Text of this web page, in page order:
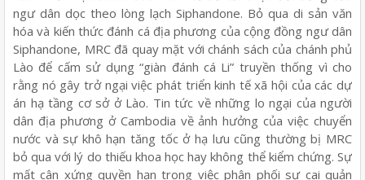
ngư dân dọc theo lòng lạch Siphandone. Bỏ qua di sản văn
hóa và kiến thức đánh cá địa phương của cộng đồng ngư dân
Siphandone, MRC đã quay mặt với chánh sách của chánh phủ
Lào để cấm sử dụng “giàn đánh cá Li” truyền thống vì cho
rằng nó gây trở ngại việc phát triển kinh tế xã hội của các dự
án hạ tầng cơ sở ở Lào. Tin tức về những lo ngại của người
dân địa phương ở Cambodia về ảnh hưởng của việc chuyển
nước và sự khô hạn tăng tốc ở hạ lưu cũng thường bị MRC
bỏ qua với lý do thiếu khoa học hay không thể kiểm chứng. Sự
mất cân xứng quyền hạn trong việc phân phối sự cai quản